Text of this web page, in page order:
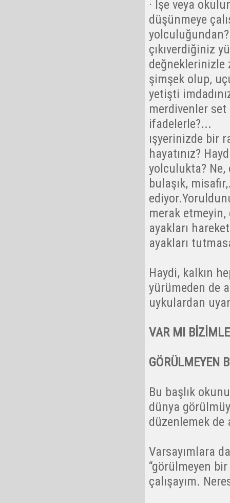
· İşe veya
düşünmeye
çıkıverdiğiniz
değneklerinizle
şimşek olup,
yetişti
merdivenler
ifadelerle?...
ışyerinizde bir
hayatınız?
yolculukta? Ne,
bulaşık,
merak
ayakları
ayakları
Haydi, kalkın
yürümeden de
uykulardan
VAR MI
GÖRÜLMEYEN
Bu başlık
dünya
düzenlemek de
Varsayımlara
“görülmeyen
çalışayım.